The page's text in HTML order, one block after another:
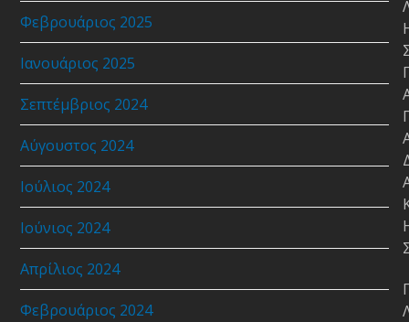
Φεβρουάριος 2025
Ιανουάριος 2025
Σεπτέμβριος 2024
Αύγουστος 2024
Ιούλιος 2024
Ιούνιος 2024
Απρίλιος 2024
Φεβρουάριος 2024